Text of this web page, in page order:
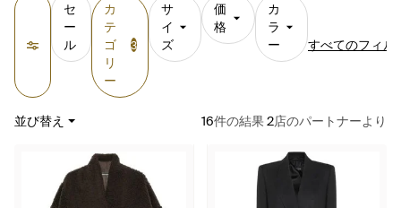
セ
ー
ル
カ
テ
ゴ
リ
ー
3
サ
イ
ズ
価
格
カ
ラ
ー
すべてのフィル
並び替え 16件の結果 2店のパートナーより